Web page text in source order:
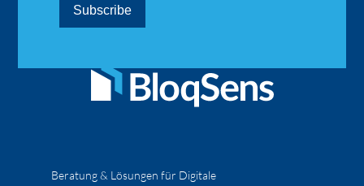
Beratung & Lösungen für Digitale